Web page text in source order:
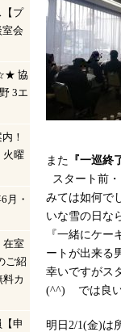
また 『一巡終
スタート前
みては如何で
いな雪の日な
『一緒にケー
ートが出来る
幸いですがス
(^^) では良
明日2/1(金)は
【プ
室会
協
3エ
！
火曜
月・
室
ご紹
カ
申